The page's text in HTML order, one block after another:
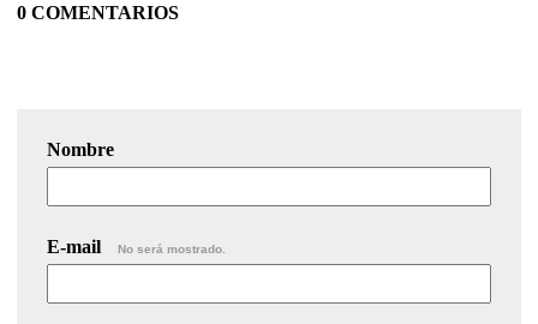
0 COMENTARIOS
Nombre
E-mail No será mostrado.